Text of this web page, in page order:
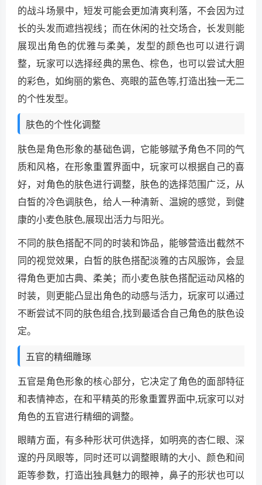
的战斗场景中，短发可能会更加清爽利落，不会因为过
长的头发而遮挡视线；而在休闲的社交场合，长发则能
展现出角色的优雅与柔美，发型的颜色也可以进行调
整，玩家可以选择经典的黑色、棕色，也可以尝试大胆
的彩色，如绚丽的紫色、亮眼的蓝色等,打造出独一无二
的个性发型。
肤色的个性化调整
肤色是角色形象的基础色调，它能够赋予角色不同的气
质和风格，在形象重置界面中，玩家可以根据自己的喜
好，对角色的肤色进行调整，肤色的选择范围广泛，从
白皙的冷色调肤色，给人一种清新、温婉的感觉，到健
康的小麦色肤色,展现出活力与阳光。
不同的肤色搭配不同的时装和饰品，能够营造出截然不
同的视觉效果，白皙的肤色搭配淡雅的古风服饰，会显
得角色更加古典、柔美；而小麦色肤色搭配运动风格的
时装，则更能凸显出角色的动感与活力，玩家可以通过
不断尝试不同的肤色组合,找到最适合自己角色的肤色设
定。
五官的精细雕琢
五官是角色形象的核心部分，它决定了角色的面部特征
和表情神态，在和平精英的形象重置界面中,玩家可以对
角色的五官进行精细的调整。
眼睛方面，有多种形状可供选择，如明亮的杏仁眼、深
邃的丹凤眼等，同时还可以调整眼睛的大小、颜色和间
距等参数，打造出独具魅力的眼神，鼻子的形状也可以